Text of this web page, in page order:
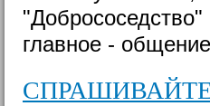
"Добрососедство"
главное -